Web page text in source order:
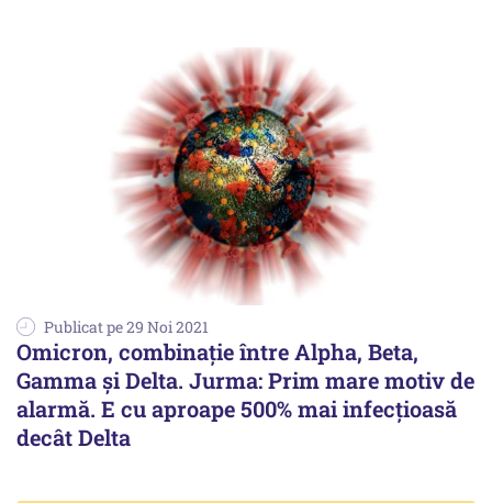
Publicat pe 29 Noi 2021
Omicron, combinație între Alpha, Beta,
Gamma și Delta. Jurma: Prim mare motiv de
alarmă. E cu aproape 500% mai infecțioasă
decât Delta